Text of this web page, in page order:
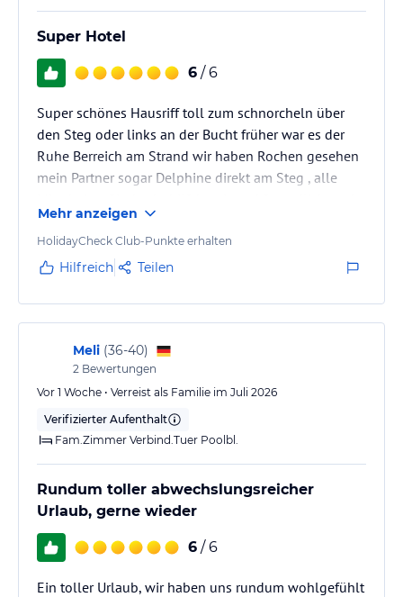
Super Hotel
6 / 6
Super schönes Hausriff toll zum schnorcheln über
den Steg oder links an der Bucht früher war es der
Ruhe Berreich am Strand wir haben Rochen gesehen
mein Partner sogar Delphine direkt am Steg , alle
ohne Trinkgeld super Service von Rezeption , Kellner
, poolboy roomboy ect. Fast alle sprechen perfekt
deutsch keine Probleme Und immer freundlich wir
100% nächstes Jahr wieder kommen , Mein Vater
wurde besonders…
Mehr anzeigen
HolidayCheck Club-Punkte erhalten
Hilfreich Teilen
Meli (36-40)
2 Bewertungen
Vor 1 Woche • Verreist als Familie im Juli 2026
Verifizierter Aufenthalt
Fam.Zimmer Verbind.Tuer Poolbl.
Rundum toller abwechslungsreicher
Urlaub, gerne wieder
6 / 6
Ein toller Urlaub, wir haben uns rundum wohlgefühlt